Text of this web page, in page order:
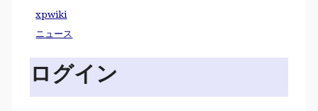
xpwiki
ニュース
ログイン